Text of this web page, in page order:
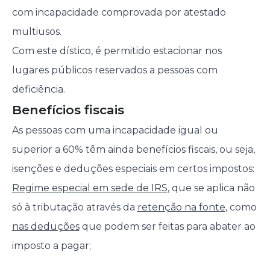
com incapacidade comprovada por atestado
multiusos.
Com este dístico, é permitido estacionar nos
lugares públicos reservados a pessoas com
deficiência.
Benefícios fiscais
As pessoas com uma incapacidade igual ou
superior a 60% têm ainda benefícios fiscais, ou seja,
isenções e deduções especiais em certos impostos:
Regime especial em sede de IRS, que se aplica não
só à tributação através da retenção na fonte, como
nas deduçõesque podem ser feitas para abater ao
imposto a pagar;